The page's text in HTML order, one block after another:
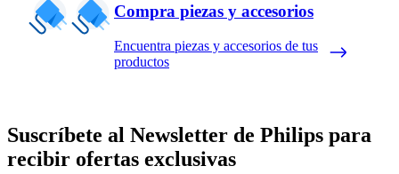
Compra piezas y accesorios
Encuentra piezas y accesorios de tus
productos
Suscríbete al Newsletter de Philips para
recibir ofertas exclusivas